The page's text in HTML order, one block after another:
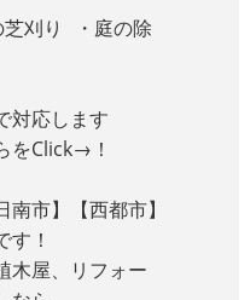
芝刈り ・庭の除
対応します
をClick→！
南市】【西都市】
！
木屋、リフォー